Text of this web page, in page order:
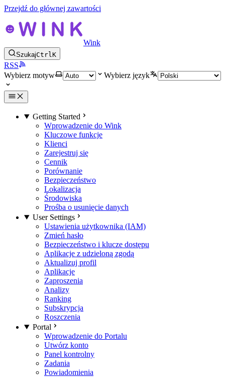
Przejdź do głównej zawartości
Wink
SzukajCtrlK
RSS
Wybierz motyw
Wybierz język
Getting Started
Wprowadzenie do Wink
Kluczowe funkcje
Klienci
Zarejestruj się
Cennik
Porównanie
Bezpieczeństwo
Lokalizacja
Środowiska
Prośba o usunięcie danych
User Settings
Ustawienia użytkownika (IAM)
Zmień hasło
Bezpieczeństwo i klucze dostępu
Aplikacje z udzieloną zgodą
Aktualizuj profil
Aplikacje
Zaproszenia
Analizy
Ranking
Subskrypcja
Roszczenia
Portal
Wprowadzenie do Portalu
Utwórz konto
Panel kontrolny
Zadania
Powiadomienia